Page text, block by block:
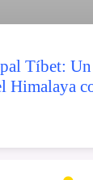
Tíbet:
Himalaya